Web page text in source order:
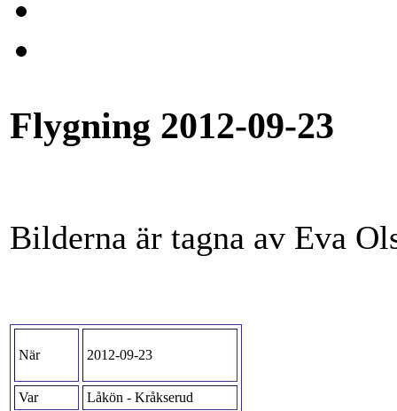
Flygning 2012-09-23
Bilderna är tagna av Eva
När 2012-09-23
Var
Låkön - Kråkserud